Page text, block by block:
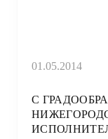
01.05.2014
С